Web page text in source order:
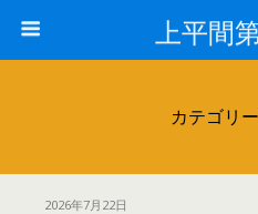
上平間
カテゴリ
2026年7月22日